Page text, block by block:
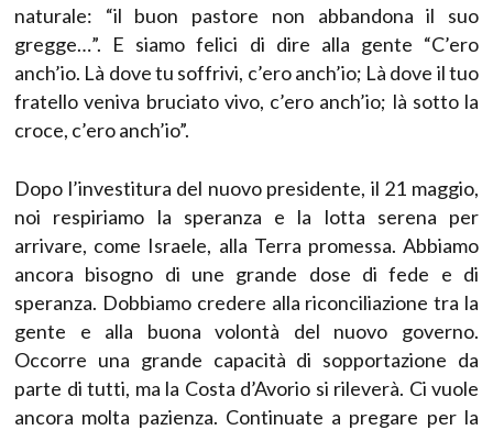
naturale: “il buon pastore non abbandona il suo
gregge…”. E siamo felici di dire alla gente “C’ero
anch’io. Là dove tu soffrivi, c’ero anch’io; Là dove il tuo
fratello veniva bruciato vivo, c’ero anch’io; là sotto la
croce, c’ero anch’io”.
Dopo l’investitura del nuovo presidente, il 21 maggio,
noi respiriamo la speranza e la lotta serena per
arrivare, come Israele, alla Terra promessa. Abbiamo
ancora bisogno di une grande dose di fede e di
speranza. Dobbiamo credere alla riconciliazione tra la
gente e alla buona volontà del nuovo governo.
Occorre una grande capacità di sopportazione da
parte di tutti, ma la Costa d’Avorio si rileverà. Ci vuole
ancora molta pazienza. Continuate a pregare per la